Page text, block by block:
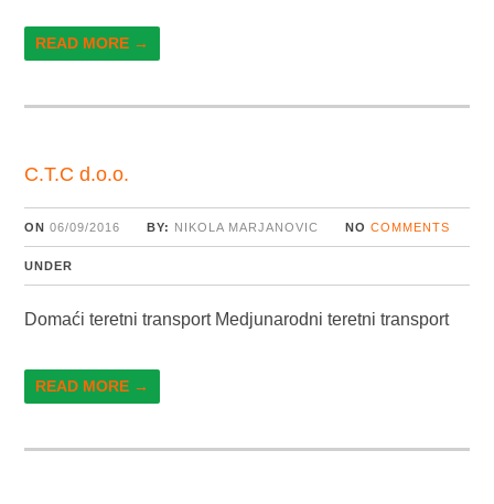
READ MORE →
C.T.C d.o.o.
ON 06/09/2016 BY: NIKOLA MARJANOVIC NO COMMENTS
UNDER
Domaći teretni transport Medjunarodni teretni transport
READ MORE →